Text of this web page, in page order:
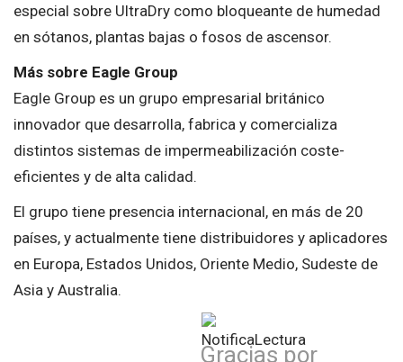
especial sobre UltraDry como bloqueante de humedad
en sótanos, plantas bajas o fosos de ascensor.
Más sobre Eagle Group
Eagle Group es un grupo empresarial británico
innovador que desarrolla, fabrica y comercializa
distintos sistemas de impermeabilización coste-
eficientes y de alta calidad.
El grupo tiene presencia internacional, en más de 20
países, y actualmente tiene distribuidores y aplicadores
en Europa, Estados Unidos, Oriente Medio, Sudeste de
Asia y Australia.
Gracias por